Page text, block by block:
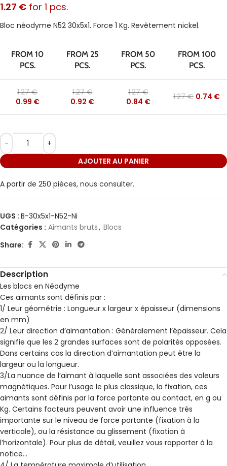
1.27 € for 1 pcs.
Bloc néodyme N52 30x5x1. Force 1 Kg. Revêtement nickel.
FROM 10
PCS.
FROM 25
PCS.
FROM 50
PCS.
FROM 100
PCS.
1.27€
0.99 €
1.27€
0.92 €
1.27€
0.84 € 1.27€ 0.74 €
AJOUTER AU PANIER
A partir de 250 pièces, nous consulter.
UGS : B-30x5x1-N52-Ni
Catégories : Aimants bruts, Blocs
Share:
Description
Les blocs en Néodyme
Ces aimants sont définis par :
1/ Leur géométrie : Longueur x largeur x épaisseur (dimensions
en mm)
2/ Leur direction d’aimantation : Généralement l’épaisseur. Cela
signifie que les 2 grandes surfaces sont de polarités opposées.
Dans certains cas la direction d’aimantation peut être la
largeur ou la longueur.
3/La nuance de l’aimant à laquelle sont associées des valeurs
magnétiques. Pour l’usage le plus classique, la fixation, ces
aimants sont définis par la force portante au contact, en g ou
Kg. Certains facteurs peuvent avoir une influence très
importante sur le niveau de force portante (fixation à la
verticale), ou la résistance au glissement (fixation à
l’horizontale). Pour plus de détail, veuillez vous rapporter à la
notice…